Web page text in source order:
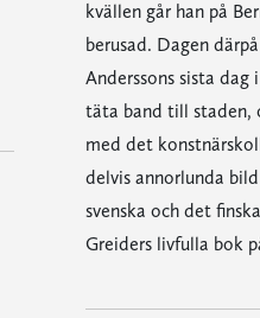
kvällen går han på
berusad. Dagen
Anderssons sista
täta band till staden,
med det
delvis annorlunda
svenska och det
Greiders livfulla bok